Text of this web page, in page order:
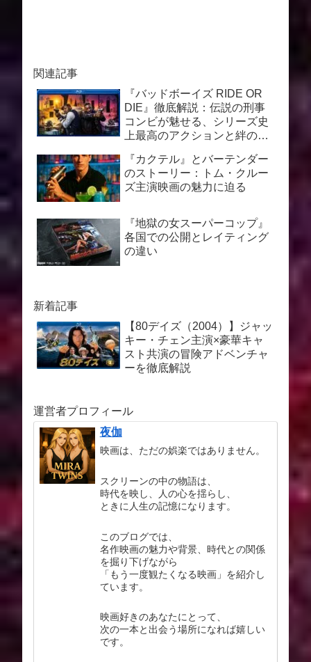
関連記事
『バッドボーイズ RIDE OR
DIE』徹底解説：伝説の刑事
コンビが魅せる、シリーズ史
上最高のアクションと絆の物
『カクテル』とバーテンダー
のストーリー：トム・クルー
ズ主演映画の魅力に迫る
『地獄の女スーパーコップ』
各国での公開とレイティング
の違い
新着記事
【80デイズ（2004）】ジャッ
キー・チェン主演×豪華キャ
スト共演の冒険アドベンチャ
ーを徹底解説
運営者プロフィール
夜伽
映画は、ただの娯楽ではありません。
スクリーンの中の物語は、
時代を映し、人の心を揺らし、
ときに人生の記憶になります。
このブログでは、
名作映画の魅力や背景、時代との関係
を掘り下げながら
「もう一度観たくなる映画」を紹介し
ています。
映画好きのあなたにとって、
次の一本と出会う場所になれば嬉しい
です。